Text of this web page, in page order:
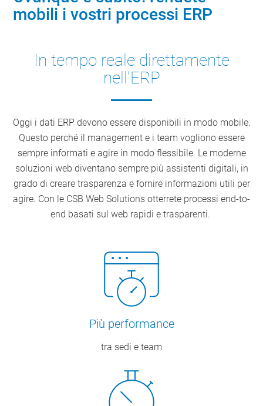
mobili i vostri processi ERP
In tempo reale direttamente
nell'ERP
Oggi i dati ERP devono essere disponibili in modo mobile.
Questo perché il management e i team vogliono essere
sempre informati e agire in modo flessibile. Le moderne
soluzioni web diventano sempre più assistenti digitali, in
grado di creare trasparenza e fornire informazioni utili per
agire. Con le CSB Web Solutions otterrete processi end-to-
end basati sul web rapidi e trasparenti.
Più performance
tra sedi e team